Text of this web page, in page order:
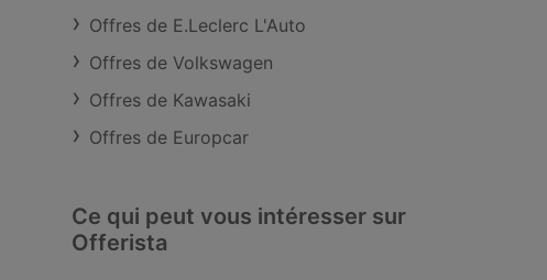
Offres de E.Leclerc L'Auto
Offres de Volkswagen
Offres de Kawasaki
Offres de Europcar
Ce qui peut vous intéresser sur
Offerista